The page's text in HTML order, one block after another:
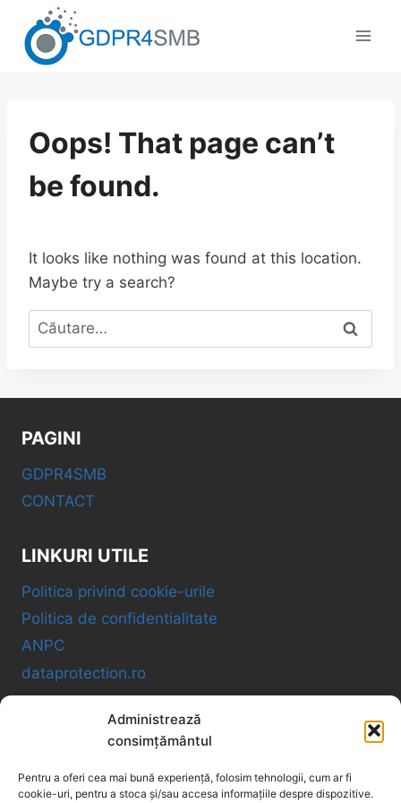
Administrează
consimțământul
Pentru a oferi cea mai bună experiență, folosim tehnologii, cum ar fi
cookie-uri, pentru a stoca și/sau accesa informațiile despre dispozitive.
content
Oops! That page can’t
be found.
It looks like nothing was found at this location.
Maybe try a search?
Caută
după:
PAGINI
GDPR4SMB
CONTACT
LINKURI UTILE
Politica privind cookie-urile
Politica de confidentialitate
ANPC
dataprotection.ro
GDPR4SMB OÜ
VAT ID: EE102534005